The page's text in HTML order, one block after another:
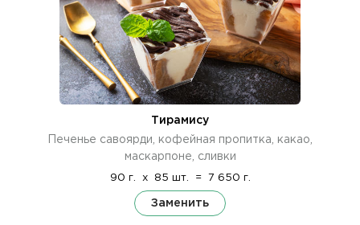
Тирамису
Печенье савоярди, кофейная пропитка, какао,
маскарпоне, сливки
90 г. x 85 шт. = 7 650 г.
Заменить